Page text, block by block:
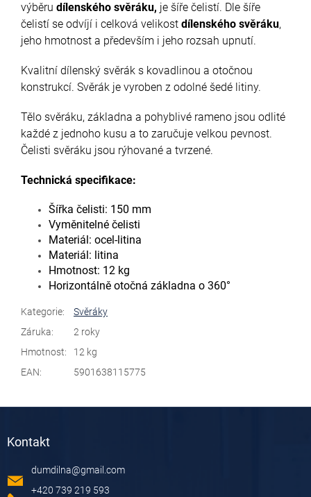
výběru dílenského svěráku, je šíře čelistí. Dle šíře
čelistí se odvíjí i celková velikost dílenského svěráku,
jeho hmotnost a především i jeho rozsah upnutí.
Kvalitní dílenský svěrák s kovadlinou a otočnou
konstrukcí. Svěrák je vyroben z odolné šedé litiny.
Tělo svěráku, základna a pohyblivé rameno jsou odlité
každé z jednoho kusu a to zaručuje velkou pevnost.
Čelisti svěráku jsou rýhované a tvrzené.
Technická specifikace:
Šířka čelisti: 150 mm
Vyměnitelné čelisti
Materiál: ocel-litina
Materiál: litina
Hmotnost: 12 kg
Horizontálně otočná základna o 360°
Kategorie:
Svěráky
Záruka:
2 roky
Hmotnost:
12 kg
EAN: 5901638115775
Kontakt
dumdilna@gmail.com
+420 739 219 593